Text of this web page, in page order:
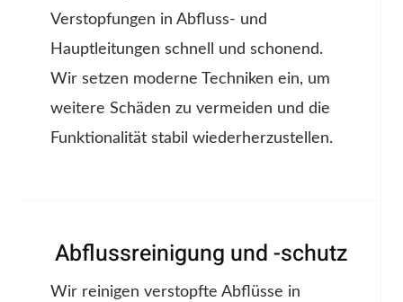
Verstopfungen in Abfluss- und
Hauptleitungen schnell und schonend.
Wir setzen moderne Techniken ein, um
weitere Schäden zu vermeiden und die
Funktionalität stabil wiederherzustellen.
Abflussreinigung und -schutz
Wir reinigen verstopfte Abflüsse in